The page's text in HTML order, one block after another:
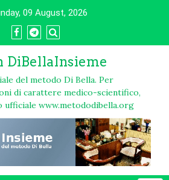
09 August, 2026
DiBellaInsieme
del metodo Di Bella. Per
di carattere medico-scientifico,
www.metododibella.org